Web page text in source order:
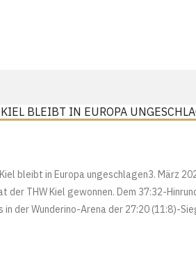
BLEIBT IN EUROPA
bleibt in Europa ungeschlagen3. März
der THW Kiel gewonnen. Dem 37:32-
der Wunderino-Arena der 27:20 (11:8)-